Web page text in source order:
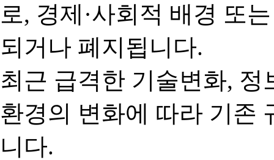
로, 경제·사회적 배경 또
되거나 폐지됩니다.
최근 급격한 기술변화,
환경의 변화에 따라 기존
니다.